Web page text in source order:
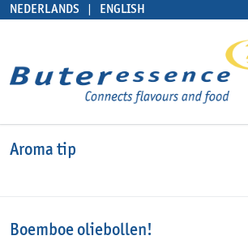
NEDERLANDS ENGLISH
Aroma tip
Boemboe oliebollen!